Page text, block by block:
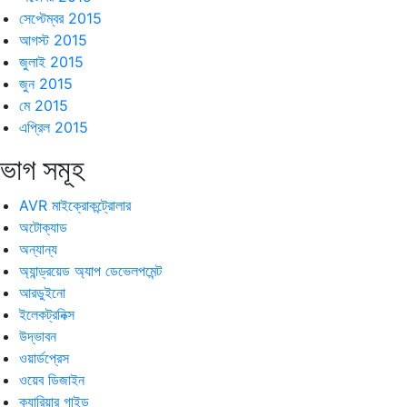
সেপ্টেম্বর 2015
আগস্ট 2015
জুলাই 2015
জুন 2015
মে 2015
এপ্রিল 2015
সমূহ
AVR মাইক্রোকন্ট্রোলার
অটোক্যাড
অন্যান্য
অ্যান্ড্রয়েড অ্যাপ ডেভেলপমেন্ট
আরডুইনো
ইলেকট্রনিক্স
উদ্ভাবন
ওয়ার্ডপ্রেস
ওয়েব ডিজাইন
ক্যারিয়ার গাইড